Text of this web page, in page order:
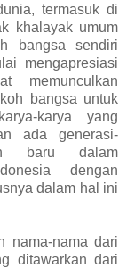
termasuk di
khalayak umum
bangsa sendiri
mengapresiasi
memunculkan
bangsa untuk
karya yang
ada generasi-
baru dalam
dengan
dalam hal ini
nama-nama dari
ditawarkan dari